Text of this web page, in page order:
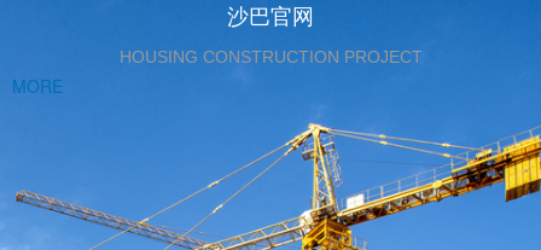
沙巴官网
HOUSING CONSTRUCTION PROJECT
MORE